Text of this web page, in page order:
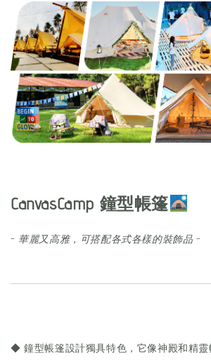
CanvasCamp 鐘型帳篷
- 華麗又高雅，可搭配各式各樣的裝飾品-
◆ 鐘型帳篷設計獨具特色，它像神殿和精靈